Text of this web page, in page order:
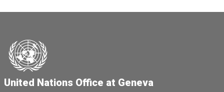
United Nations Office at Geneva